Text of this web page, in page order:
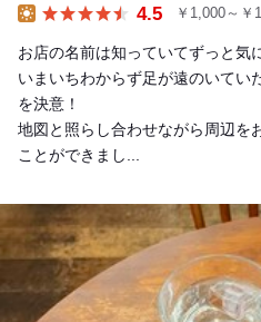
4.5 ￥1,000～￥
お店の名前は知っていてずっと気
いまいちわからず足が遠のいてい
を決意！
地図と照らし合わせながら周辺を
ことができまし...